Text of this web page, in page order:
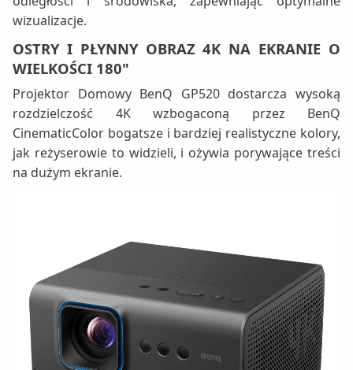
wizualizacje.
OSTRY I PŁYNNY OBRAZ 4K NA EKRANIE O
WIELKOŚCI 180"
Projektor Domowy BenQ GP520 dostarcza wysoką
rozdzielczość 4K wzbogaconą przez BenQ
CinematicColor bogatsze i bardziej realistyczne kolory,
jak reżyserowie to widzieli, i ożywia porywające treści
na dużym ekranie.